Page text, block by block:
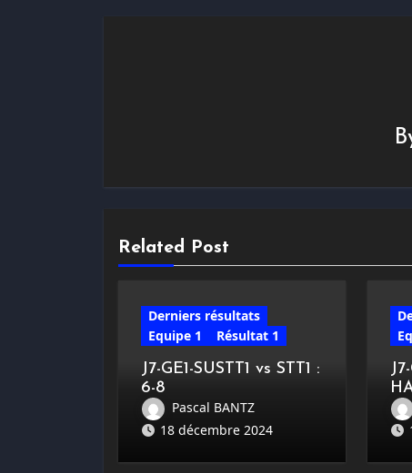
Related Post
Derniers résultats
Equipe 1
Résultat 1
J7-GE1-SUSTT1 vs STT1 :
6-8
Pascal BANTZ
18 décembre 2024